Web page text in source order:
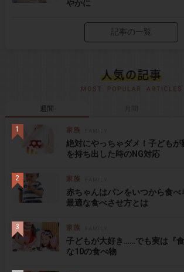
やかに
記事の一覧
週間
絶対にやっちゃダメ！子どもが
を持ち出した時のNG対応
赤ちゃんはパンをいつから食
最適な食べさせ方とは
子どもが大好き……でも実は『食
な10の食べ物